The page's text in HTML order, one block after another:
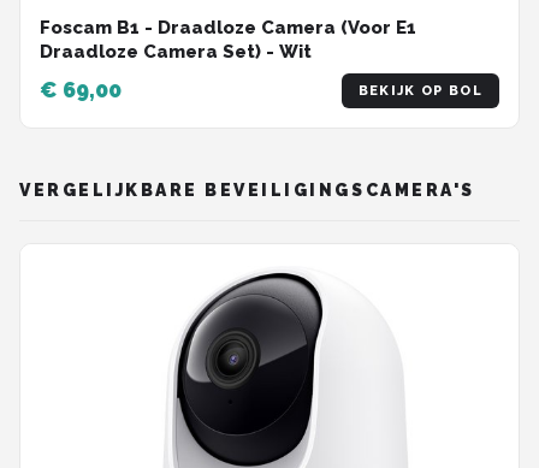
Foscam B1 - Draadloze Camera (Voor E1
Draadloze Camera Set) - Wit
€ 69,00 BEKIJK OP BOL
VERGELIJKBARE BEVEILIGINGSCAMERA'S